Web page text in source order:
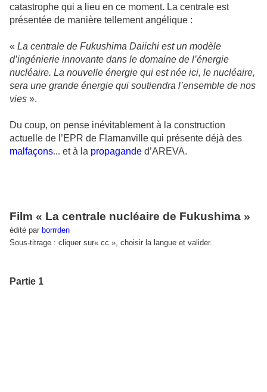
catastrophe qui a lieu en ce moment. La centrale est
présentée de manière tellement angélique :
« La centrale de Fukushima Daiichi est un modèle
d’ingénierie innovante dans le domaine de l’énergie
nucléaire. La nouvelle énergie qui est née ici, le nucléaire,
sera une grande énergie qui soutiendra l’ensemble de nos
vies ».
Du coup, on pense inévitablement à la construction
actuelle de l’EPR de Flamanville qui présente déjà des
malfaçons... et à la propagande d’AREVA.
Film « La centrale nucléaire de Fukushima »
édité par borrrden
Sous-titrage : cliquer sur« cc », choisir la langue et valider.
Partie 1